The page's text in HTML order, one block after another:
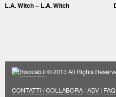
L.A. Witch – L.A. Witch
Rocklab.it© 2013 All Rights
CONTATTI / COLLABORA |ADV | FAQ